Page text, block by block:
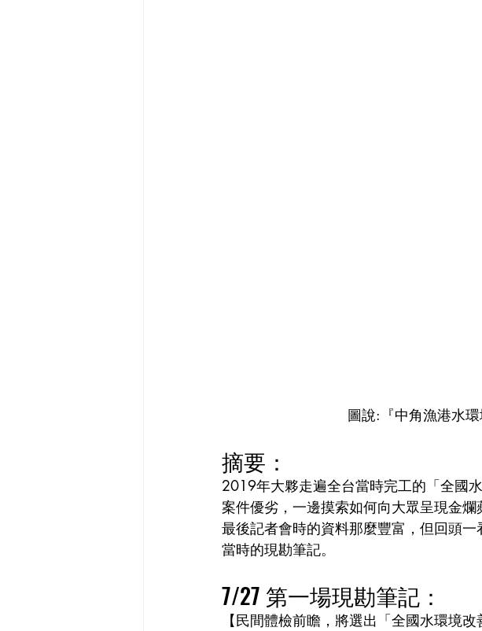
圖說:『中角漁港水
摘要：
2019年大夥走遍全台當時完工的 「全國
案件優劣，一邊摸索如何向大眾呈現金
最後記者會時的資料那麼豐富，但回頭
當時的現勘筆記。
7/27 第一場現勘筆記：
【民間體檢前瞻，將選出「全國水環境